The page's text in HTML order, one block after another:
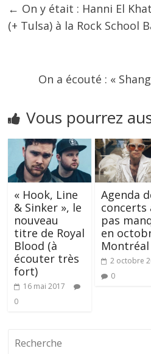
← On y était : Hanni El
(+ Tulsa) à la Rock School
On a écouté : «
Vous pourrez
« Hook, Line
& Sinker », le
nouveau
titre de Royal
Blood (à
écouter très
fort)
16 mai 2017
0
Agenda
concerts
pas
en
Montréal
2 octobre
0